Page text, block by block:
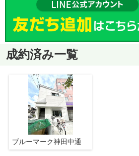
成約済み一覧
ブルーマーク神田中通